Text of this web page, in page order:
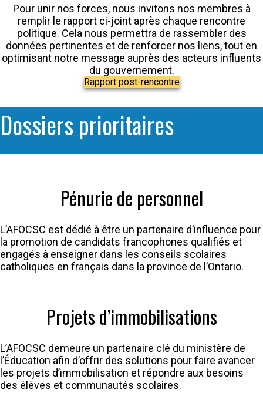
Pour unir nos forces, nous invitons nos membres à
remplir le rapport ci-joint après chaque rencontre
politique. Cela nous permettra de rassembler des
données pertinentes et de renforcer nos liens, tout en
optimisant notre message auprès des acteurs influents
du gouvernement.
Rapport post-rencontre
Dossiers prioritaires
Pénurie de personnel
L’AFOCSC est dédié à être un partenaire d’influence pour
la promotion de candidats francophones qualifiés et
engagés à enseigner dans les conseils scolaires
catholiques en français dans la province de l’Ontario.
Projets d’immobilisations
L’AFOCSC demeure un partenaire clé du ministère de
l’Éducation afin d’offrir des solutions pour faire avancer
les projets d’immobilisation et répondre aux besoins
des élèves et communautés scolaires.